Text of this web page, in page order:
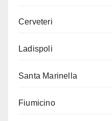
Cerveteri
Ladispoli
Santa Marinella
Fiumicino